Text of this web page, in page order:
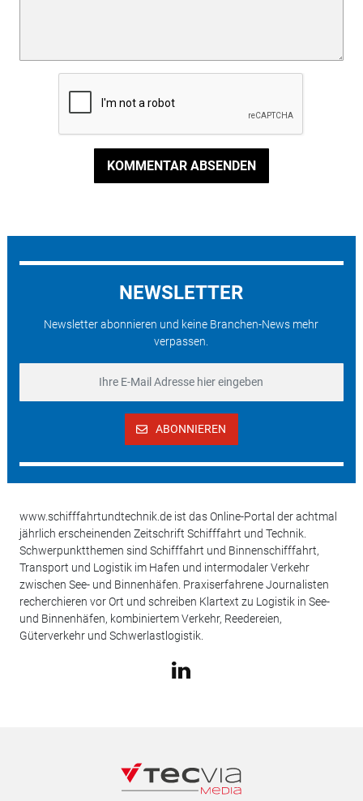
KOMMENTAR ABSENDEN
NEWSLETTER
Newsletter abonnieren und keine Branchen-News mehr
verpassen.
ABONNIEREN
www.schifffahrtundtechnik.de ist das Online-Portal der achtmal
jährlich erscheinenden Zeitschrift Schifffahrt und Technik.
Schwerpunktthemen sind Schifffahrt und Binnenschifffahrt,
Transport und Logistik im Hafen und intermodaler Verkehr
zwischen See- und Binnenhäfen. Praxiserfahrene Journalisten
recherchieren vor Ort und schreiben Klartext zu Logistik in See-
und Binnenhäfen, kombiniertem Verkehr, Reedereien,
Güterverkehr und Schwerlastlogistik.